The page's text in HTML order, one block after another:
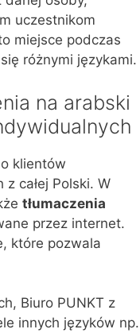
uczestnikom
miejsce podczas
różnymi językami.
na arabski
klientów
całej Polski. W
tłumaczenia
przez internet.
które pozwala
Biuro PUNKT z
innych języków np.